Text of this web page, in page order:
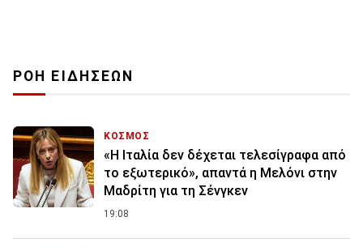
ΡΟΗ ΕΙΔΗΣΕΩΝ
ΚΟΣΜΟΣ
«Η Ιταλία δεν δέχεται τελεσίγραφα από
το εξωτερικό», απαντά η Μελόνι στην
Μαδρίτη για τη Σένγκεν
19:08